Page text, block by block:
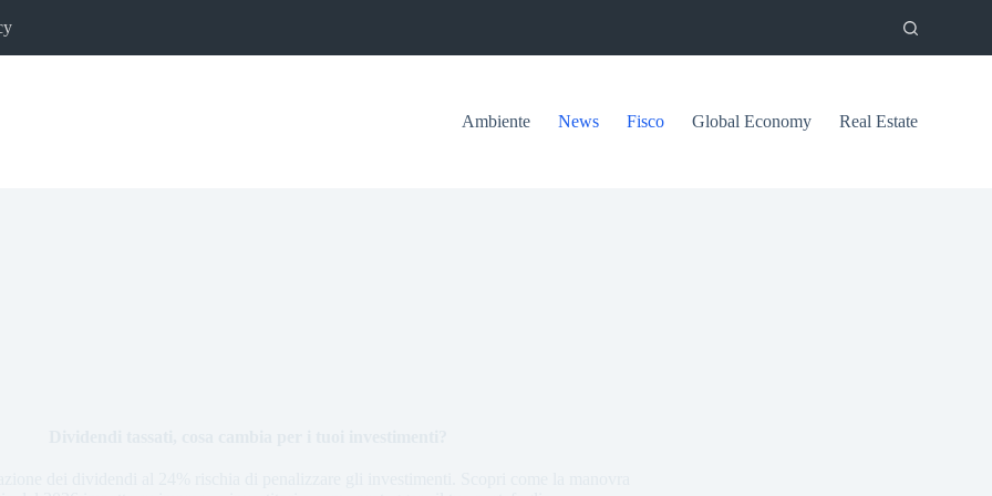
Ambiente News Fisco Global Economy Real Estate